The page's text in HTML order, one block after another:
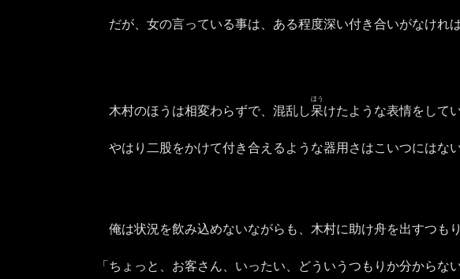
だが、女の言っている事は、ある程度深い付き合いがなけれ
木村のほうは相変わらずで、混乱し呆
ほう
けたような表情をしてい
やはり二股をかけて付き合えるような器用さはこいつにはない
俺は状況を飲み込めないながらも、木村に助け舟を出すつもり
「ちょっと、お客さん、いったい、どういうつもりか分からな